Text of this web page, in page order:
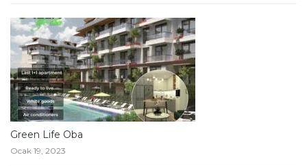
Green Life Oba
Ocak 19, 2023